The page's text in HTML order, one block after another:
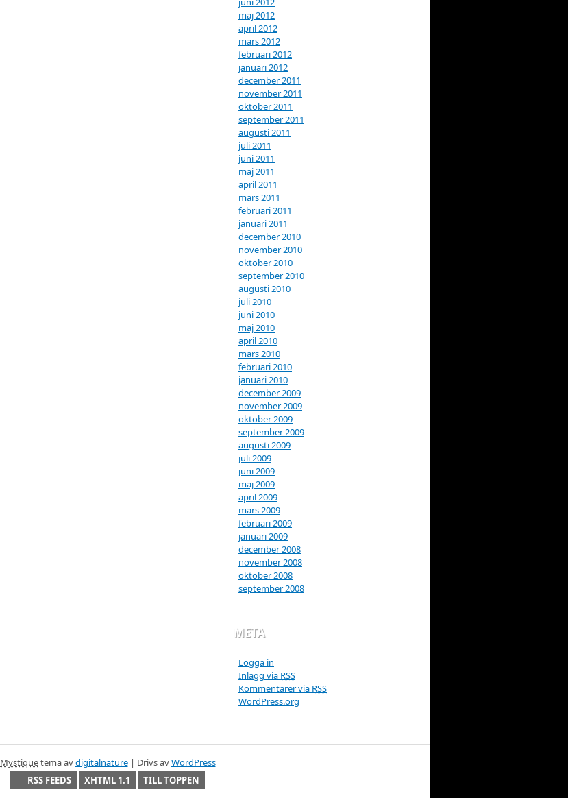
maj 2012
april 2012
mars 2012
februari 2012
januari 2012
december 2011
november 2011
oktober 2011
september 2011
augusti 2011
juli 2011
juni 2011
maj 2011
april 2011
mars 2011
februari 2011
januari 2011
december 2010
november 2010
oktober 2010
september 2010
augusti 2010
juli 2010
juni 2010
maj 2010
april 2010
mars 2010
februari 2010
januari 2010
december 2009
november 2009
oktober 2009
september 2009
augusti 2009
juli 2009
juni 2009
maj 2009
april 2009
mars 2009
februari 2009
januari 2009
december 2008
november 2008
oktober 2008
september 2008
META
Logga in
Inlägg via RSS
Kommentarer via RSS
WordPress.org
Mystiquetema avdigitalnature| Drivs avWordPress
RSS FEEDS
XHTML 1.1 TILL TOPPEN